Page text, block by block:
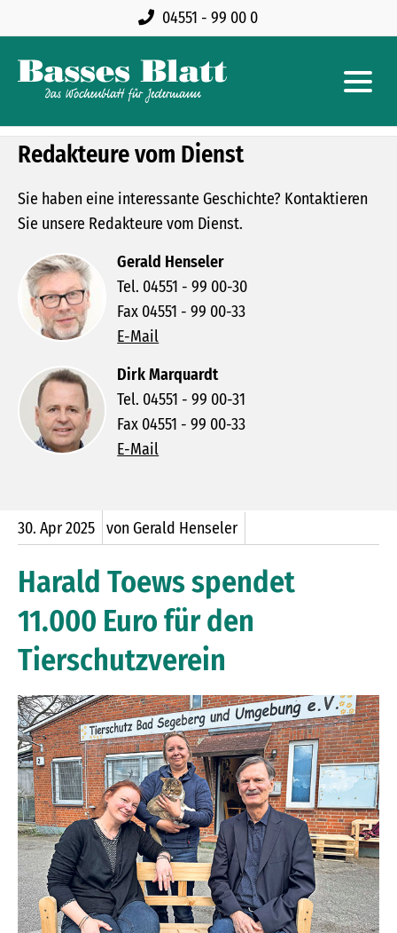
04551 - 99 00 0
Redakteure vom Dienst
Sie haben eine interessante Geschichte? Kontaktieren
Sie unsere Redakteure vom Dienst.
Gerald Henseler
Tel. 04551 - 99 00-30
Fax 04551 - 99 00-33
E-Mail
Dirk Marquardt
Tel. 04551 - 99 00-31
Fax 04551 - 99 00-33
E-Mail
30. Apr2025 von Gerald Henseler
Harald Toews spendet
11.000 Euro für den
Tierschutzverein